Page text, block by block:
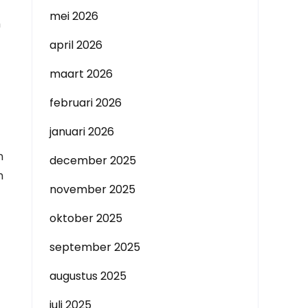
mei 2026
april 2026
maart 2026
februari 2026
januari 2026
december 2025
november 2025
oktober 2025
september 2025
augustus 2025